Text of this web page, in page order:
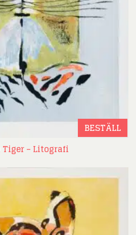
BESTÄLL
Tiger – Litografi